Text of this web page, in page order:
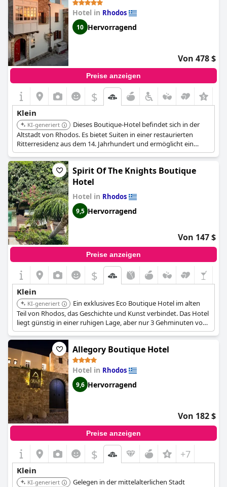
Hotel in Rhodos
10 Hervorragend
Von 478 $
Preise anzeigen
$
Klein
KI-generiert
Dieses Boutique-Hotel befindet sich in der
Altstadt von Rhodos. Es bietet Suiten in einer restaurierten
Ritterresidenz aus dem 14. Jahrhundert und ermöglicht ein
immersives historisches Erlebnis. Es bietet eine charmante und
intime Atmosphäre.
Spirit Of The Knights Boutique
Hotel
Hotel in Rhodos
9,5 Hervorragend
Von 147 $
Preise anzeigen
$
Klein
KI-generiert
Ein exklusives Eco Boutique Hotel im alten
Teil von Rhodos, das Geschichte und Kunst verbindet. Das Hotel
liegt günstig in einer ruhigen Lage, aber nur 3 Gehminuten von
den vielen lokalen Tavernen, Restaurants, Geschäften und Bars
der Altstadt entfernt.
Allegory Boutique Hotel
Hotel in Rhodos
9,6 Hervorragend
Von 182 $
Preise anzeigen
$ +7
Klein
KI-generiert
Gelegen in der mittelalterlichen Stadt